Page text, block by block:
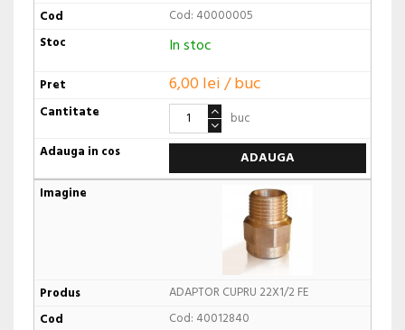
Cod: 40000005
In stoc
6,00 lei / buc
buc
ADAUGA
ADAPTOR CUPRU 22X1/2 FE
Cod: 40012840